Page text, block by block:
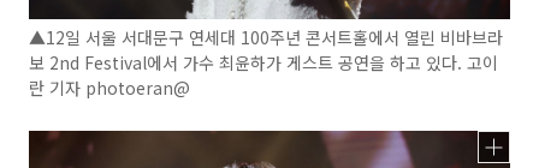
▲12일 서울 서대문구 연세대 100주년 콘서트홀에서 열린 비바브라
보 2nd Festival에서 가수 최윤하가 게스트 공연을 하고 있다. 고이
란 기자 photoeran@